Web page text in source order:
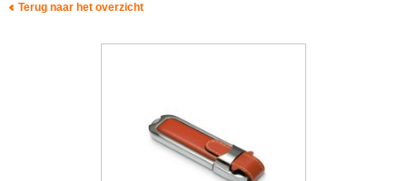
Terug naar het overzicht